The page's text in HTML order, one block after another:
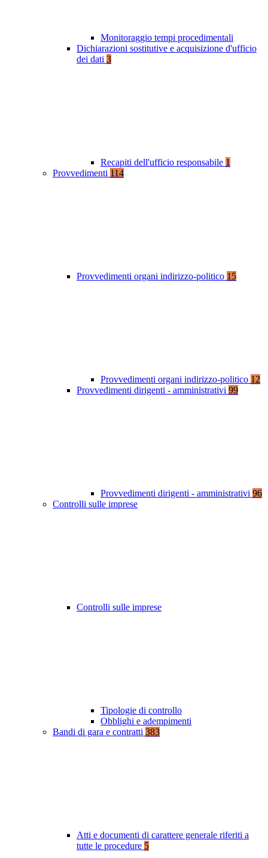
Monitoraggio tempi procedimentali
Dichiarazioni sostitutive e acquisizione d'ufficio
dei dati 3
Recapiti dell'ufficio responsabile 1
Provvedimenti 114
Provvedimenti organi indirizzo-politico 15
Provvedimenti organi indirizzo-politico 12
Provvedimenti dirigenti - amministrativi 99
Provvedimenti dirigenti - amministrativi 96
Controlli sulle imprese
Controlli sulle imprese
Tipologie di controllo
Obblighi e adempimenti
Bandi di gara e contratti 383
Atti e documenti di carattere generale riferiti a
tutte le procedure 5